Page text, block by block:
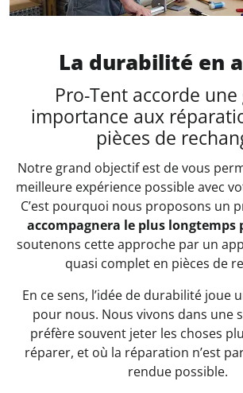
La durabilité en
Pro-Tent accorde
importance aux
pièces de
Notre grand objectif est de vous
meilleure expérience possible avec
C’est pourquoi nous proposons un
accompagnera le plus longtemps
soutenons cette approche par un
quasi complet en pièces de
En ce sens, l’idée de durabilité joue
pour nous. Nous vivons dans une
préfère souvent jeter les choses
réparer, et où la réparation n’est
rendue possible.